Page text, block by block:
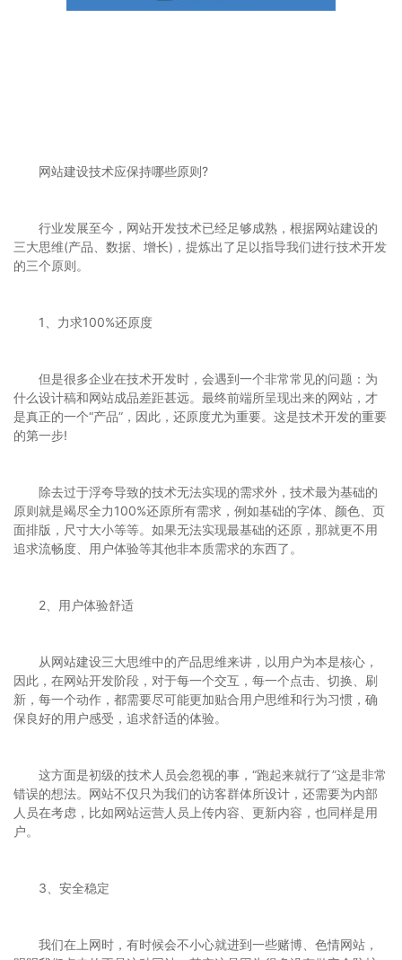
网站建设技术应保持哪些原则?
行业发展至今，网站开发技术已经足够成熟，根据网站建设的
三大思维(产品、数据、增长)，提炼出了足以指导我们进行技术开发
的三个原则。
1、力求100%还原度
但是很多企业在技术开发时，会遇到一个非常常见的问题：为
什么设计稿和网站成品差距甚远。最终前端所呈现出来的网站，才
是真正的一个“产品”，因此，还原度尤为重要。这是技术开发的重要
的第一步!
除去过于浮夸导致的技术无法实现的需求外，技术最为基础的
原则就是竭尽全力100%还原所有需求，例如基础的字体、颜色、页
面排版，尺寸大小等等。如果无法实现最基础的还原，那就更不用
追求流畅度、用户体验等其他非本质需求的东西了。
2、用户体验舒适
从网站建设三大思维中的产品思维来讲，以用户为本是核心，
因此，在网站开发阶段，对于每一个交互，每一个点击、切换、刷
新，每一个动作，都需要尽可能更加贴合用户思维和行为习惯，确
保良好的用户感受，追求舒适的体验。
这方面是初级的技术人员会忽视的事，“跑起来就行了”这是非常
错误的想法。网站不仅只为我们的访客群体所设计，还需要为内部
人员在考虑，比如网站运营人员上传内容、更新内容，也同样是用
户。
3、安全稳定
我们在上网时，有时候会不小心就进到一些赌博、色情网站，